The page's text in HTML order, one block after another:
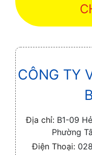
CÔNG TY
Địa chỉ: B1-09
Phường
Điện Thoại: